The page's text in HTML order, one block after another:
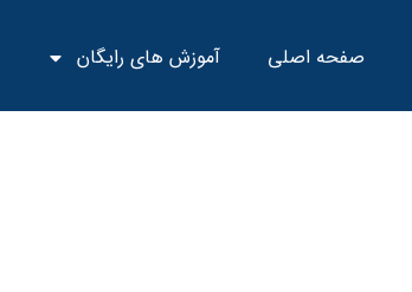
صفحه اصلی آموزش های رایگان